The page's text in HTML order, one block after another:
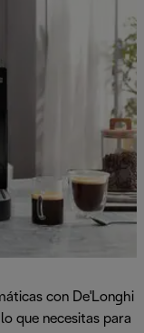
con De'Longhi
que necesitas para